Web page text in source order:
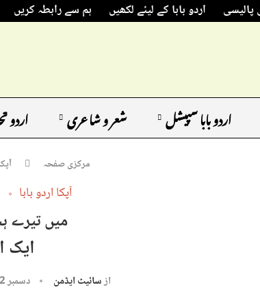
پالیسی اردو بابا کے لیئے لکھیں ہم سے رابطہ کریں
اردو بابا سپیشل شعر و شاعری اردو
مرکزی صفحہ
آپکا اردو بابا
میں تیرے
ایک
ازسائیٹ ایڈمن دسمبر 2, 2019